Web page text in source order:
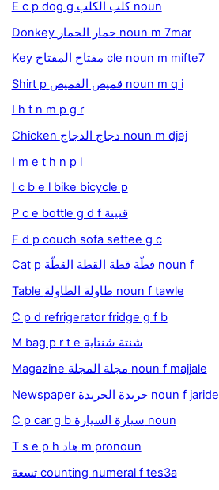
E c p dog g كلب الكلب noun
Donkey حمار الحمار noun m 7mar
Key مفتاح المفتاح cle noun m mifte7
Shirt p قميص القميص noun m q i
I h t n m p g r
Chicken دجاج الدجاج noun m djej
I m e t h n p l
I c b e l bike bicycle p
P c e bottle g d f قنينة
F d p couch sofa settee g c
Cat p قطّة قطة القطة القطّة noun f
Table طاولة الطاولة noun f tawle
C p d refrigerator fridge g f b
M bag p r t e شنتة شنتاية
Magazine مجلة المجلة noun f majjale
Newspaper جريدة الجريدة noun f jaride
C p car g b سيارة السيارة noun
T s e p h هاد m pronoun
تسعة counting numeral f tes3a